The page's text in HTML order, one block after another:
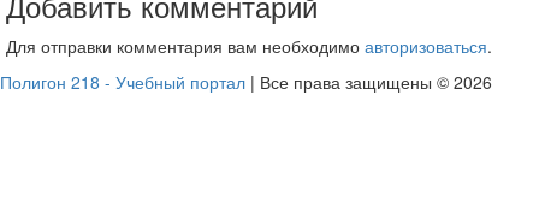
Для отправки комментария вам необходимо авторизоваться.
Полигон 218 - Учебный портал | Все права защищены © 2026